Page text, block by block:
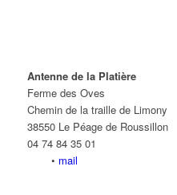
Antenne de la Platière
Ferme des Oves
Chemin de la traille de Limony
38550 Le Péage de Roussillon
04 74 84 35 01
• mail